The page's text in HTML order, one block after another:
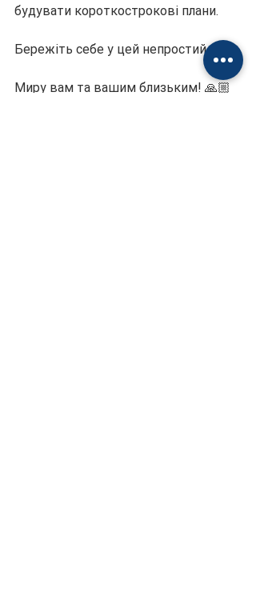
будувати короткострокові плани.
Бережіть себе у цей непростий час!
Миру вам та вашим близьким! 🙏🏼